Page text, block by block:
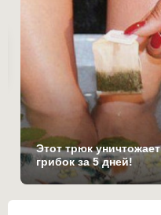
Этот трюк уничтожает
грибок за 5 дней!